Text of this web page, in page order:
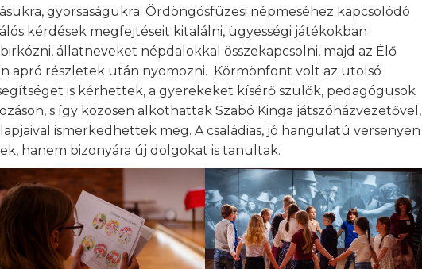
gyorsaságukra. Ördöngösfüzesi népmeséhez kapcsolódó
kérdések megfejtéseit kitalálni, ügyességi játékokban
állatneveket népdalokkal összekapcsolni, majd az Élő
apró részletek után nyomozni. Körmönfont volt az utolsó
is kérhettek, a gyerekeket kísérő szülők, pedagógusok
s így közösen alkothattak Szabó Kinga játszóházvezetővel,
ismerkedhettek meg. A családias, jó hangulatú versenyen
hanem bizonyára új dolgokat is tanultak.